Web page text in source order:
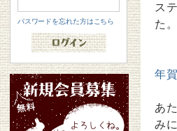
パスワードを忘れた方はこちら
ス
た。
年
あ
み